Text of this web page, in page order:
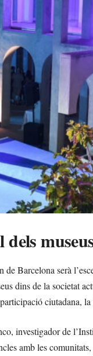
Barcelona serà
dins de la societat
ciutadana,
investigador de
amb les